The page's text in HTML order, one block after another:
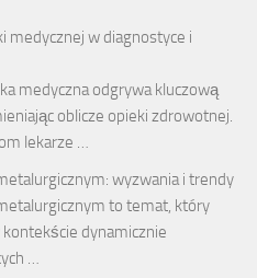
medycznej w diagnostyce i
medyczna odgrywa kluczową
oblicze opieki zdrowotnej.
lekarze …
wyzwania i trendy
to temat, który
dynamicznie
…